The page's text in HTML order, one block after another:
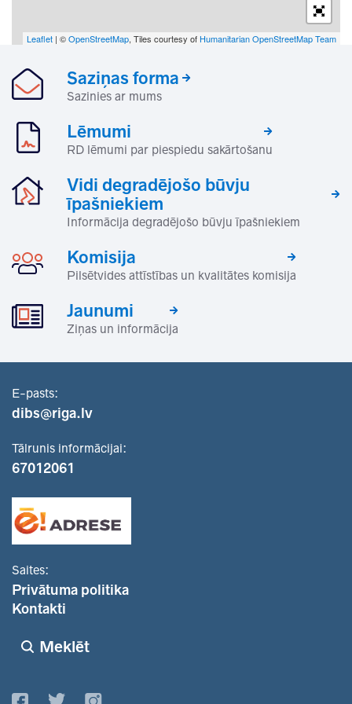
Leaflet | ©OpenStreetMap, Tiles courtesy of Humanitarian OpenStreetMap Team
Saziņas forma
Sazinies ar mums
Lēmumi
RD lēmumi par piespiedu sakārtošanu
Vidi degradējošo būvju
īpašniekiem
Informācija degradējošo būvju īpašniekiem
Komisija
Pilsētvides attīstības un kvalitātes komisija
Jaunumi
Ziņas un informācija
E-pasts:
dibs@riga.lv
Tālrunis informācijai:
67012061
Saites:
Privātuma politika
Kontakti
Meklēt